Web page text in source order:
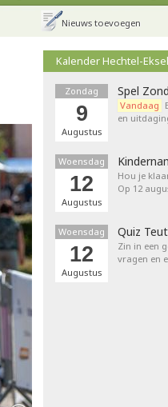
Nieuws toevoegen
Kalender Hechtel-Eksel
Zondag
9
Augustus
Spel
Vandaag
en
Woensdag
12
Augustus
Hou je
Op 12
Woensdag
12
Augustus
Quiz
Zin in een
vragen en